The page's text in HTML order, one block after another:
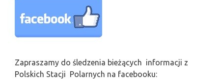
Zapraszamy do śledzenia bieżących informacji z
Polskich Stacji Polarnych na facebooku: